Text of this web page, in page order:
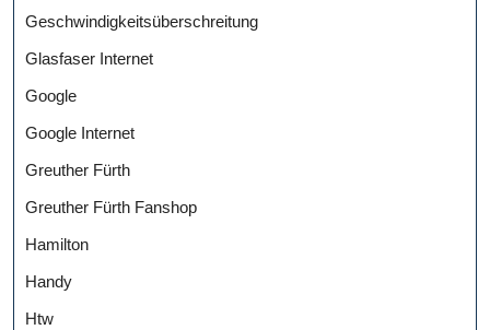
Geschwindigkeitsüberschreitung
Glasfaser Internet
Google
Google Internet
Greuther Fürth
Greuther Fürth Fanshop
Hamilton
Handy
Htw